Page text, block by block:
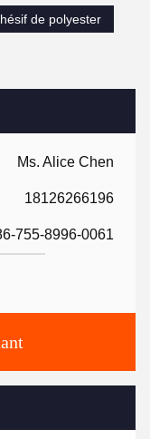
Ms. Alice Chen
18126266196
755-8996-0061
de polyester